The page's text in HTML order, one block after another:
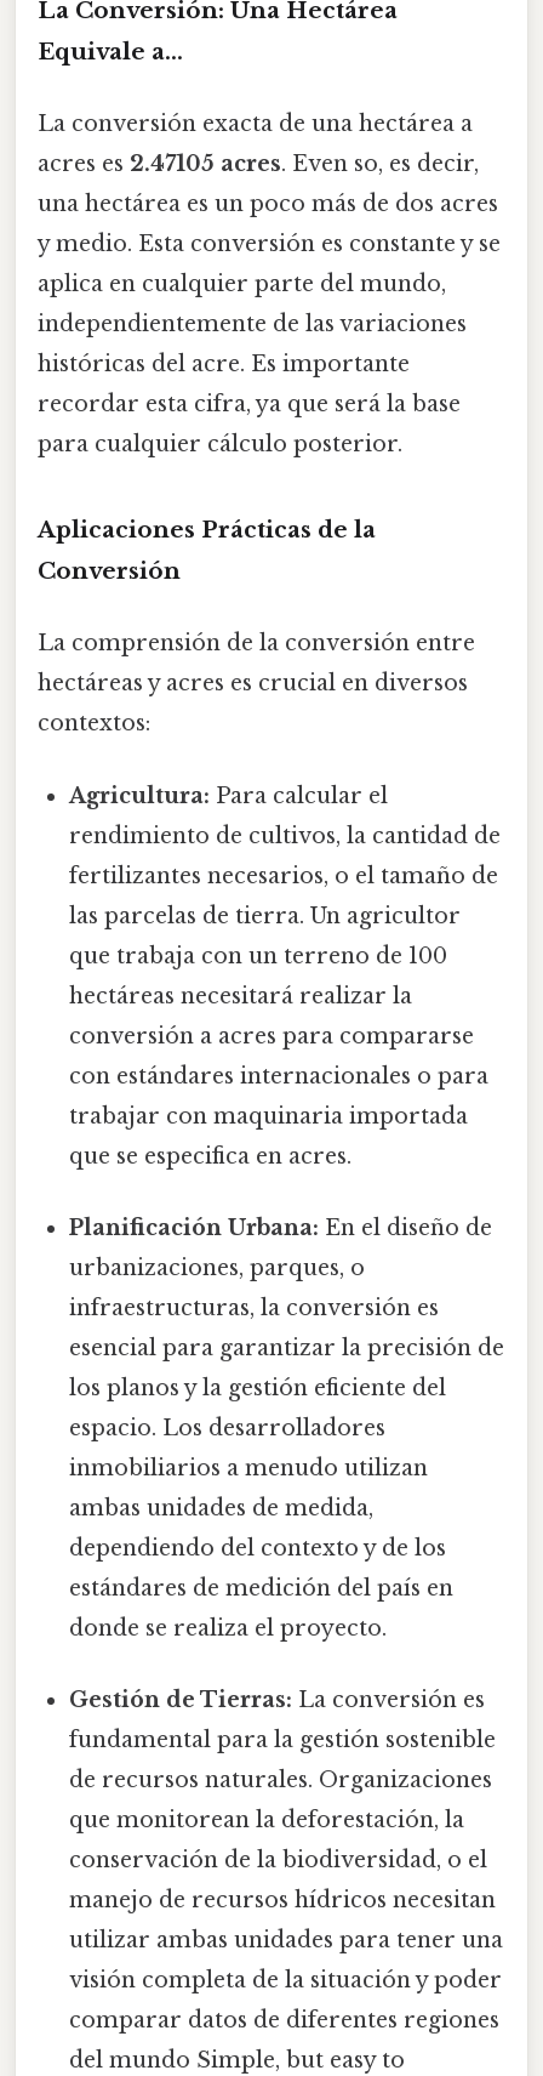
La Conversión: Una Hectárea
Equivale a...
La conversión exacta de una hectárea a
acres es 2.47105 acres. Even so, es decir,
una hectárea es un poco más de dos acres
y medio. Esta conversión es constante y se
aplica en cualquier parte del mundo,
independientemente de las variaciones
históricas del acre. Es importante
recordar esta cifra, ya que será la base
para cualquier cálculo posterior.
Aplicaciones Prácticas de la
Conversión
La comprensión de la conversión entre
hectáreas y acres es crucial en diversos
contextos:
Agricultura: Para calcular el
rendimiento de cultivos, la cantidad de
fertilizantes necesarios, o el tamaño de
las parcelas de tierra. Un agricultor
que trabaja con un terreno de 100
hectáreas necesitará realizar la
conversión a acres para compararse
con estándares internacionales o para
trabajar con maquinaria importada
que se especifica en acres.
Planificación Urbana: En el diseño de
urbanizaciones, parques, o
infraestructuras, la conversión es
esencial para garantizar la precisión de
los planos y la gestión eficiente del
espacio. Los desarrolladores
inmobiliarios a menudo utilizan
ambas unidades de medida,
dependiendo del contexto y de los
estándares de medición del país en
donde se realiza el proyecto.
Gestión de Tierras: La conversión es
fundamental para la gestión sostenible
de recursos naturales. Organizaciones
que monitorean la deforestación, la
conservación de la biodiversidad, o el
manejo de recursos hídricos necesitan
utilizar ambas unidades para tener una
visión completa de la situación y poder
comparar datos de diferentes regiones
del mundo Simple, but easy to